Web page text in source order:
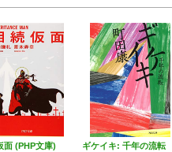
面 (PHP文庫)
ギケイキ: 千年の流転